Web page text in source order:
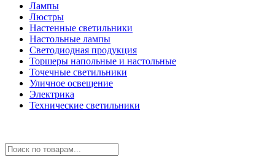
Лампы
Люстры
Настенные светильники
Настольные лампы
Светодиодная продукция
Торшеры напольные и настольные
Точечные светильники
Уличное освещение
Электрика
Технические светильники